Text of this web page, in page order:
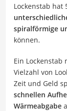
Lockenstab hat
spiralförmige
können.
Ein Lockenstab
Vielzahl von
Zeit und Geld
schnellen
Wärmeabgabe